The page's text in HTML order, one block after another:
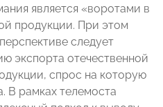
является «воротами в
продукции. При этом
следует
экспорта отечественной
спрос на которую
В рамках телемоста